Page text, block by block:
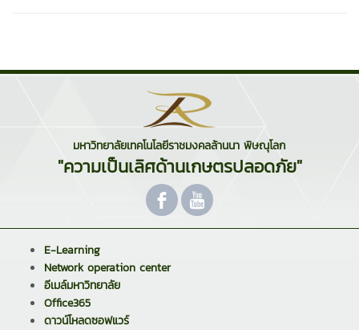
มหาวิทยาลัยเทคโนโลยีราชมงคลล้านนา พิษณุโลก
"ความเป็นเลิศด้านเกษตรปลอดภัย"
E-Learning
Network operation center
อีเมล์มหาวิทยาลัย
Office365
ดาวน์โหลดซอฟแวร์